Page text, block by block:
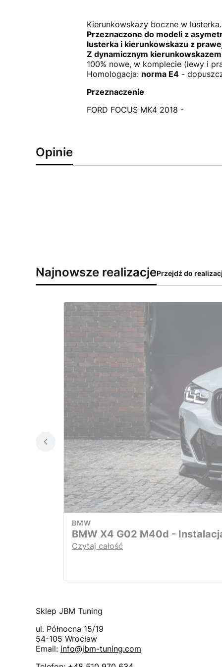
Kierunkowskazy boczne w lusterka.
Przeznaczone do modeli z
lusterka i kierunkowskazu z
Z dynamicznym
100% nowe, w komplecie (lewy i
Homologacja: norma E4-
Przeznaczenie
FORD FOCUS MK4 2018 -
Opinie
Najnowsze realizacjePrzejdź do
BMW
BMW X4 G02 M40d -
Czytaj całość
Sklep JBM Tuning
ul. Północna 15/19
54-105 Wrocław
Email: info@jbm-tuning.com